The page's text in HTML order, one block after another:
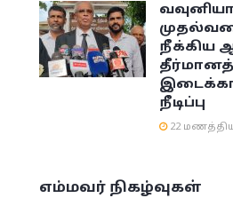
நீக்கிய
நீடிப்பு
22
எம்மவர் நிகழ்வுகள்